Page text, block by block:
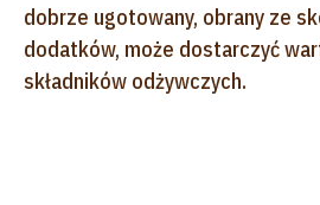
dobrze ugotowany, obrany ze
dodatków, może dostarczyć
składników odżywczych.